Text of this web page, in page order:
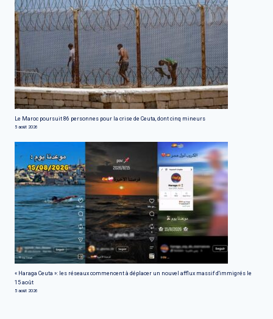
Le Maroc poursuit 86 personnes pour la crise de Ceuta, dont cinq mineurs
5 août 2026
« Haraga Ceuta »: les réseaux commencent à déplacer un nouvel afflux massif d'immigrés le
15 août
5 août 2026